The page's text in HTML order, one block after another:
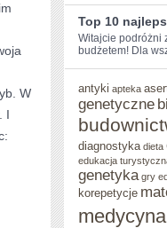
CZŁOWIEKIEM?
W
I
Top 10
Witajcie podróżni
budżetem!‌ Dla
antyki apteka
genetyczne
diagnostyka dieta
edukacja
genetyka gry
korepetycje
medycyna